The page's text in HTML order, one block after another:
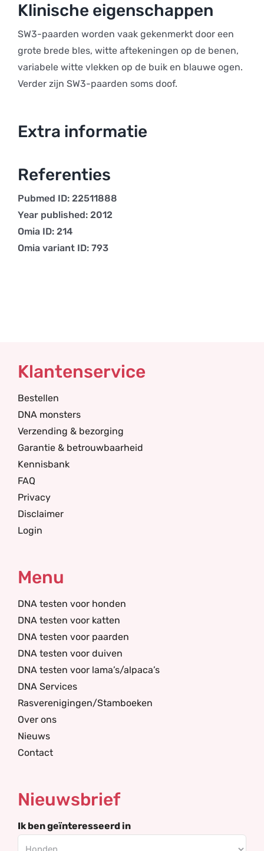
Klinische eigenschappen
SW3-paarden worden vaak gekenmerkt door een
grote brede bles, witte aftekeningen op de benen,
variabele witte vlekken op de buik en blauwe ogen.
Verder zijn SW3-paarden soms doof.
Extra informatie
Referenties
Pubmed ID: 22511888
Year published: 2012
Omia ID: 214
Omia variant ID: 793
Klantenservice
Bestellen
DNA monsters
Verzending & bezorging
Garantie & betrouwbaarheid
Kennisbank
FAQ
Privacy
Disclaimer
Login
Menu
DNA testen voor honden
DNA testen voor katten
DNA testen voor paarden
DNA testen voor duiven
DNA testen voor lama’s/alpaca’s
DNA Services
Rasverenigingen/Stamboeken
Over ons
Nieuws
Contact
Nieuwsbrief
Ik ben geïnteresseerd in